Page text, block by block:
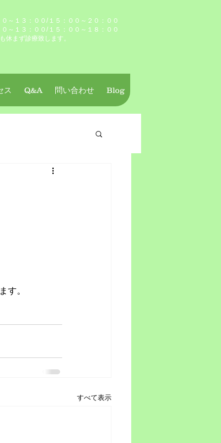
～１３：００/１５：００～２０：００
～１３：００/１５：００～１８：００
まず診療致します。
ス Q&A 問い合わせ Blog
す。
すべて表示